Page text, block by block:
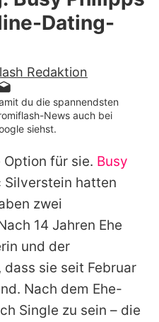
Promiflash
Richtlinien
Dating-
Redaktion
du die spannendsten
News auch bei
siehst.
für sie. Busy
Silverstein hatten
zwei
14 Jahren Ehe
und der
sie seit Februar
Nach dem Ehe-
Single zu sein – die